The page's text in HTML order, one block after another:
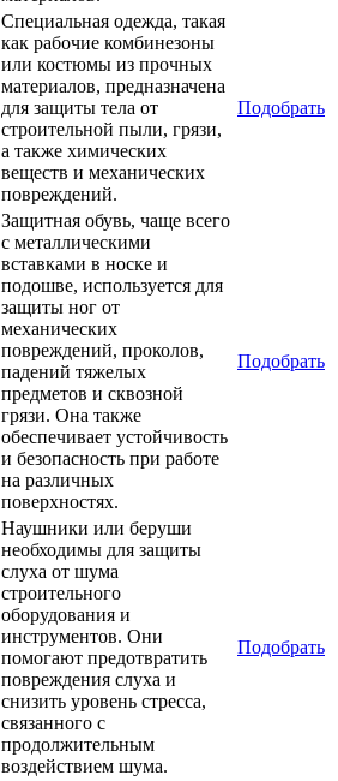
Специальная одежда, такая
как рабочие комбинезоны
или костюмы из прочных
материалов, предназначена
для защиты тела от
строительной пыли, грязи,
а также химических
веществ и механических
повреждений.
Подобрать
Защитная обувь, чаще всего
с металлическими
вставками в носке и
подошве, используется для
защиты ног от
механических
повреждений, проколов,
падений тяжелых
предметов и сквозной
грязи. Она также
обеспечивает устойчивость
и безопасность при работе
на различных
поверхностях.
Подобрать
Наушники или беруши
необходимы для защиты
слуха от шума
строительного
оборудования и
инструментов. Они
помогают предотвратить
повреждения слуха и
снизить уровень стресса,
связанного с
продолжительным
воздействием шума.
Подобрать